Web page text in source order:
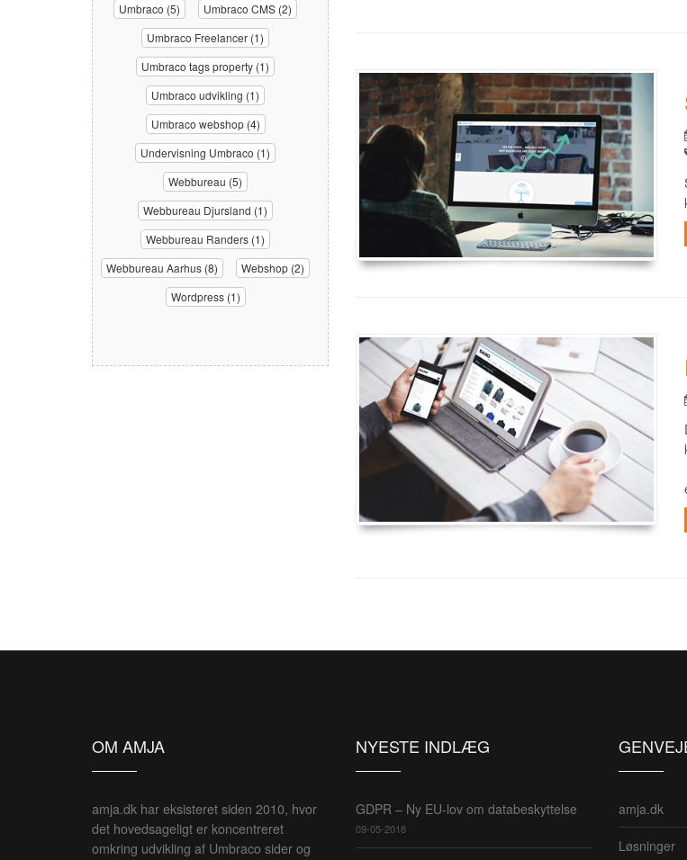
Umbraco (5)
Umbraco CMS (2)
Umbraco Freelancer (1)
Umbraco tags property (1)
Umbraco udvikling (1)
Umbraco webshop (4)
Undervisning Umbraco (1)
Webbureau (5)
Webbureau Djursland (1)
Webbureau Randers (1)
Webbureau Aarhus (8)
Webshop (2)
Wordpress (1)
OM AMJA
amja.dk har eksisteret siden 2010, hvor
det hovedsageligt er koncentreret
omkring udvikling af Umbraco sider og
NYESTE INDLÆG
GDPR – Ny EU-lov om databeskyttelse
09-05-2018
amja.dk
Løsninger